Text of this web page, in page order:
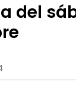
del